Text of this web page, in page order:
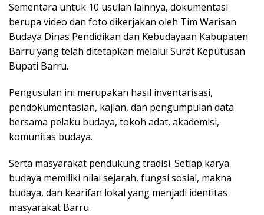
Sementara untuk 10 usulan lainnya, dokumentasi
berupa video dan foto dikerjakan oleh Tim Warisan
Budaya Dinas Pendidikan dan Kebudayaan Kabupaten
Barru yang telah ditetapkan melalui Surat Keputusan
Bupati Barru.
Pengusulan ini merupakan hasil inventarisasi,
pendokumentasian, kajian, dan pengumpulan data
bersama pelaku budaya, tokoh adat, akademisi,
komunitas budaya.
Serta masyarakat pendukung tradisi. Setiap karya
budaya memiliki nilai sejarah, fungsi sosial, makna
budaya, dan kearifan lokal yang menjadi identitas
masyarakat Barru.